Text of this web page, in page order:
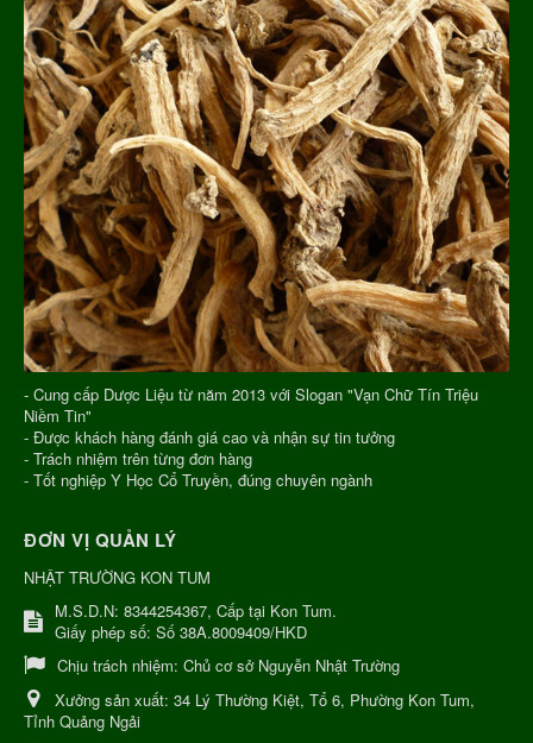
- Cung cấp Dược Liệu từ năm 2013 với Slogan "Vạn Chữ Tín Triệu
Niềm Tin"
- Được khách hàng đánh giá cao và nhận sự tin tưởng
- Trách nhiệm trên từng đơn hàng
- Tốt nghiệp Y Học Cổ Truyền, đúng chuyên ngành
ĐƠN VỊ QUẢN LÝ
NHẬT TRƯỜNG KON TUM
M.S.D.N: 8344254367, Cấp tại Kon Tum.
Giấy phép số: Số 38A.8009409/HKD
Chịu trách nhiệm: Chủ cơ sở Nguyễn Nhật Trường
Xưởng sản xuất: 34 Lý Thường Kiệt, Tổ 6, Phường Kon Tum,
Tỉnh Quảng Ngải